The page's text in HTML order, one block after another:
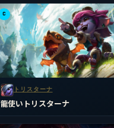
C
トリスターナ
龍使いトリスターナ